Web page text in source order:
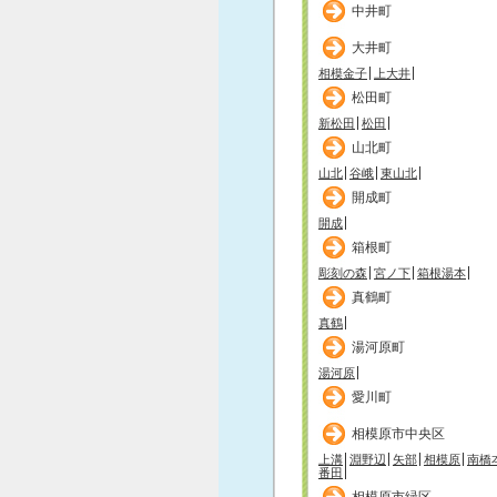
中井町
大井町
相模金子 上大井
松田町
新松田 松田
山北町
山北 谷峨 東山北
開成町
開成
箱根町
彫刻の森 宮ノ下 箱根湯本
真鶴町
真鶴
湯河原町
湯河原
愛川町
相模原市中央区
上溝 淵野辺 矢部 相模原 南橋
番田